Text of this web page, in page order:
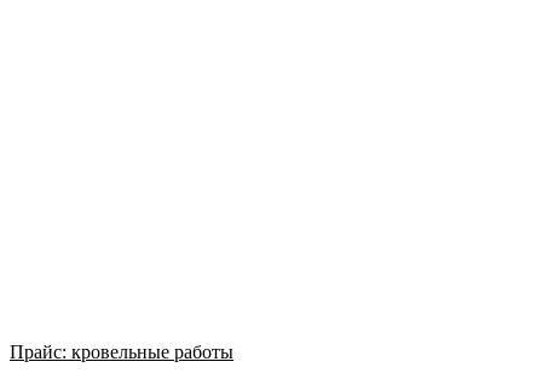
Прайс: кровельные работы